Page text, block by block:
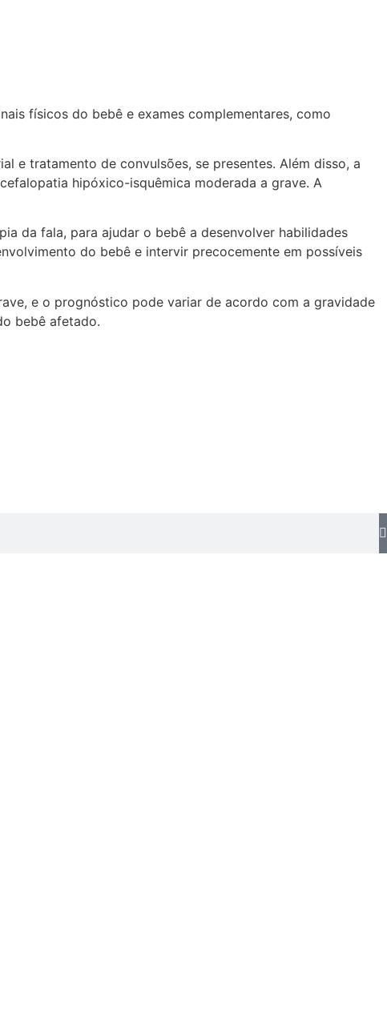
físicos do bebê e exames complementares, como
e tratamento de convulsões, se presentes. Além disso, a
hipóxico-isquêmica moderada a grave. A
da fala, para ajudar o bebê a desenvolver habilidades
do bebê e intervir precocemente em possíveis
e o prognóstico pode variar de acordo com a gravidade
bebê afetado.